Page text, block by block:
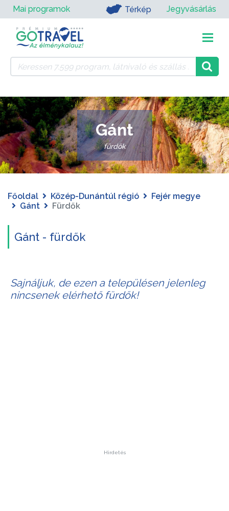
Mai programok Térkép Jegyvásárlás
Gánt
fürdők
Főoldal Közép-Dunántúl régió
Fejér megye
Gánt
Fürdők
Gánt - fürdők
Sajnáljuk, de ezen a településen jelenleg
nincsenek elérhető fürdők!
Hirdetés